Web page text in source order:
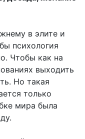
в элите и
психология
Чтобы как на
выходить
Но такая
только
мира была